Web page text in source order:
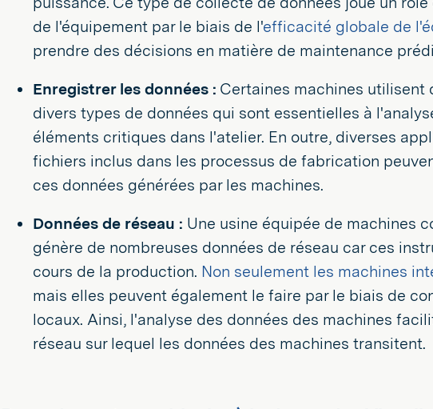
de l'équipement par le biais de l'efficacité globale de
prendre des décisions en matière de maintenance
Enregistrer les données : Certaines machines utilisent
divers types de données qui sont essentielles à
éléments critiques dans l'atelier. En outre, diverses
fichiers inclus dans les processus de fabrication
ces données générées par les machines.
Données de réseau : Une usine équipée de machines
génère de nombreuses données de réseau car ces
cours de la production. Non seulement les machines
mais elles peuvent également le faire par le biais de
locaux. Ainsi, l'analyse des données des machines
réseau sur lequel les données des machines transitent.